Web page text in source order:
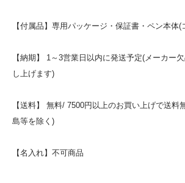
【付属品】専用パッケージ・保証書・ペン本体
【納期】 1～3営業日以内に発送予定(メーカー
し上げます)
【送料】 無料/ 7500円以上のお買い上げで送料
島等を除く)
【名入れ】不可商品